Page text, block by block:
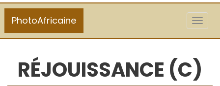
PhotoAfricaine
RÉJOUISSANCE (C)